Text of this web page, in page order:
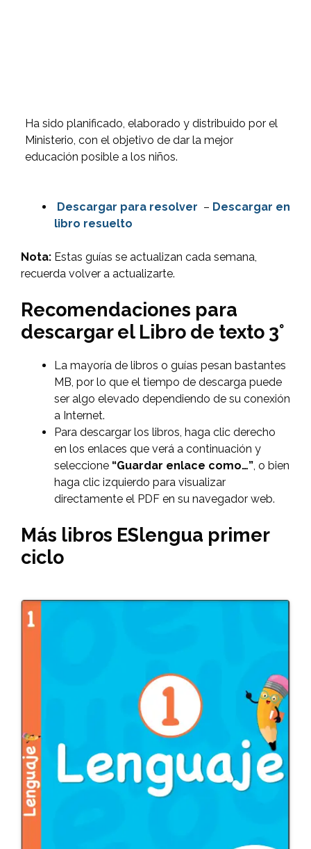
Ha sido planificado, elaborado y distribuido por el
Ministerio, con el objetivo de dar la mejor
educación posible a los niños.
Descargar para resolver – Descargar en
libro resuelto
Nota: Estas guías se actualizan cada semana,
recuerda volver a actualizarte.
Recomendaciones para
descargar el Libro de texto 3°
La mayoría de libros o guías pesan bastantes
MB, por lo que el tiempo de descarga puede
ser algo elevado dependiendo de su conexión
a Internet.
Para descargar los libros, haga clic derecho
en los enlaces que verá a continuación y
seleccione “Guardar enlace como…”, o bien
haga clic izquierdo para visualizar
directamente el PDF en su navegador web.
Más libros ESlengua primer
ciclo